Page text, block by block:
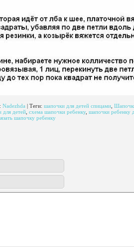
: Nadezhda | Теги: шапочки для детей спицами
для детей схема шапочки ребенку, шапочки ребенку
шапочку ребенку